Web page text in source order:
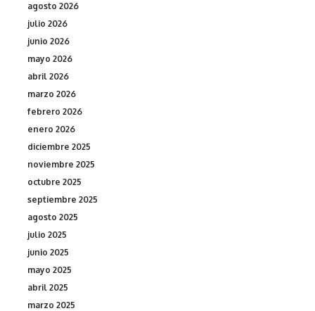
agosto 2026
julio 2026
junio 2026
mayo 2026
abril 2026
marzo 2026
febrero 2026
enero 2026
diciembre 2025
noviembre 2025
octubre 2025
septiembre 2025
agosto 2025
julio 2025
junio 2025
mayo 2025
abril 2025
marzo 2025